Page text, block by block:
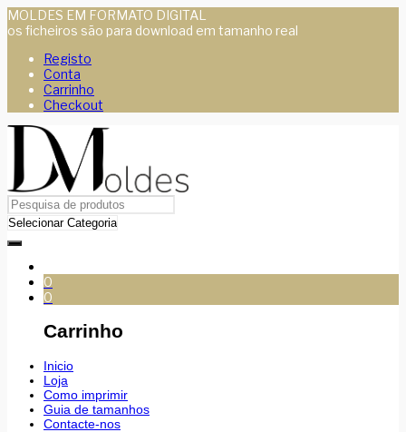
MOLDES EM FORMATO DIGITAL
os ficheiros são para download em tamanho real
Registo
Conta
Carrinho
Checkout
0
0
Carrinho
Inicio
Loja
Como imprimir
Guia de tamanhos
Contacte-nos